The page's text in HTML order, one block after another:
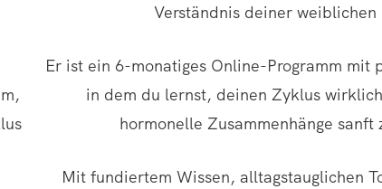
Verständnis deiner weiblichen
Er ist ein 6-monatiges Online-Programm mit
in dem du lernst, deinen Zyklus
hormonelle Zusammenhänge sanft
Mit fundiertem Wissen, alltagstauglichen